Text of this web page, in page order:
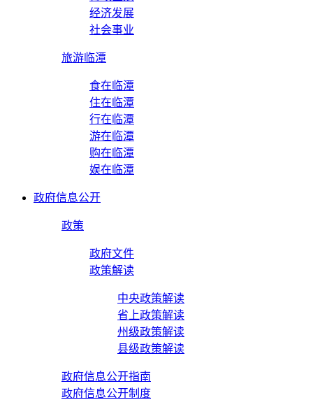
经济发展
社会事业
旅游临潭
食在临潭
住在临潭
行在临潭
游在临潭
购在临潭
娱在临潭
政府信息公开
政策
政府文件
政策解读
中央政策解读
省上政策解读
州级政策解读
县级政策解读
政府信息公开指南
政府信息公开制度